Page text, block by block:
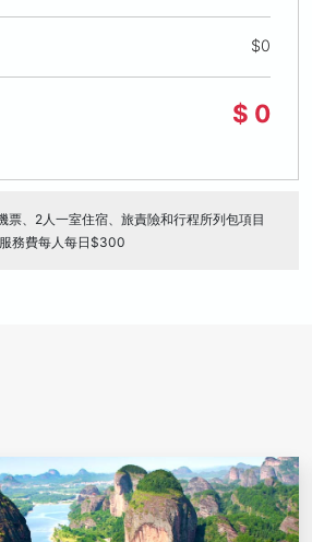
$0
$ 0
票、2人一室住宿、旅責險和行程所列包項目
務費每人每日$300